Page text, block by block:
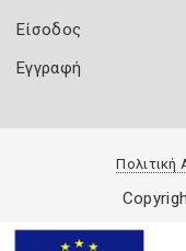
Είσοδος
Εγγραφή
Πολιτική